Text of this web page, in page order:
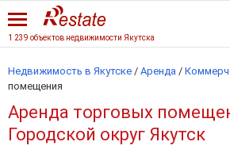
1 239 объектов недвижимости Якутска
Недвижимость в Якутске / Аренда /
помещения
Аренда торговых
Городской округ Якутск